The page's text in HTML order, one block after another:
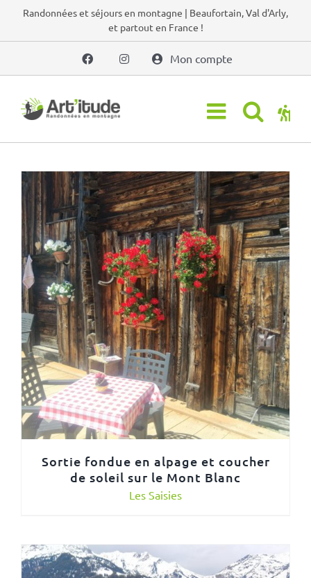
PasserRandonnées et séjours en montagne | Beaufortain, Val d'Arly,
et partout en France !
Mon compte
Sortie fondue en alpage et coucher
de soleil sur le Mont Blanc
Les Saisies